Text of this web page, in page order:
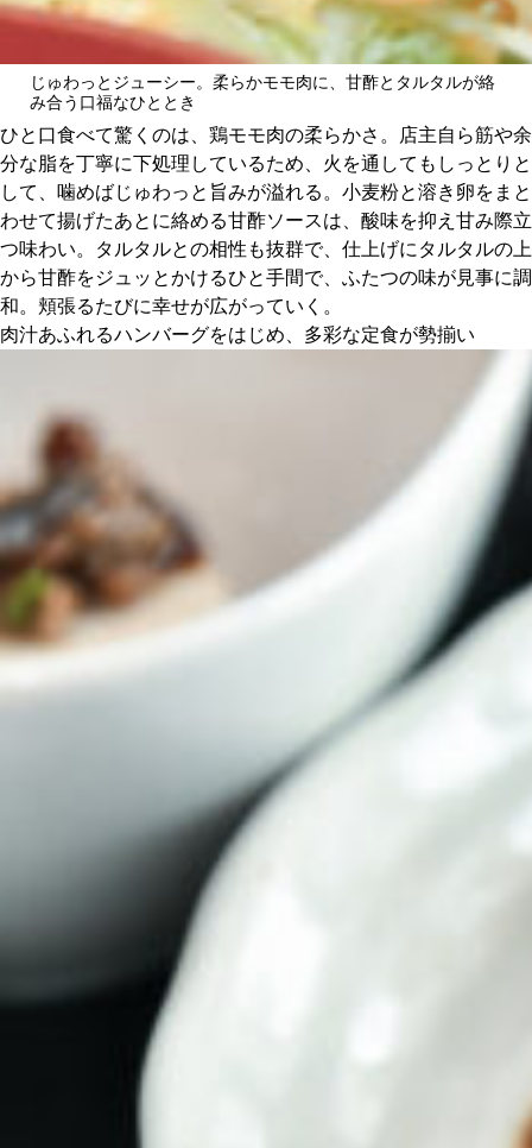
じゅわっとジューシー。柔らかモモ肉に、甘酢とタルタルが絡
み合う口福なひととき
ひと口食べて驚くのは、鶏モモ肉の柔らかさ。店主自ら筋や余
分な脂を丁寧に下処理しているため、火を通してもしっとりと
して、噛めばじゅわっと旨みが溢れる。小麦粉と溶き卵をまと
わせて揚げたあとに絡める甘酢ソースは、酸味を抑え甘み際立
つ味わい。タルタルとの相性も抜群で、仕上げにタルタルの上
から甘酢をジュッとかけるひと手間で、ふたつの味が見事に調
和。頬張るたびに幸せが広がっていく。
肉汁あふれるハンバーグをはじめ、多彩な定食が勢揃い